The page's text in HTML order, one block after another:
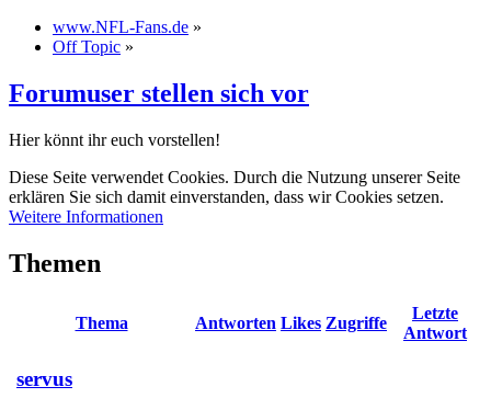
www.NFL-Fans.de »
Off Topic »
Forumuser stellen sich vor
Hier könnt ihr euch vorstellen!
Diese Seite verwendet Cookies. Durch die Nutzung unserer Seite
erklären Sie sich damit einverstanden, dass wir Cookies setzen.
Weitere Informationen
Themen
Thema Antworten Likes Zugriffe
Letzte
Antwort
servus